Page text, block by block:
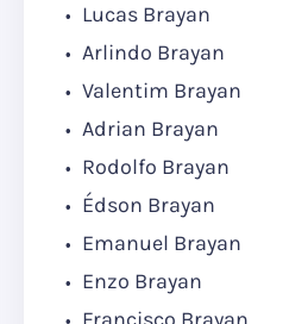
Lucas Brayan
Arlindo Brayan
Valentim Brayan
Adrian Brayan
Rodolfo Brayan
Édson Brayan
Emanuel Brayan
Enzo Brayan